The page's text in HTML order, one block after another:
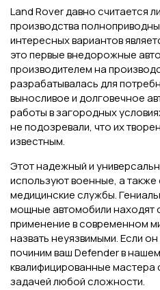
Land Rover давно считается
производства
интересных вариантов
это первые внедорожные
производителем на
разрабатывалась для
выносливое и долговечное
работы в загородных
не подозревали, что их
известным.
Этот надежный и
используют военные, а также
медицинские службы.
мощные автомобили находят
применение в современном
назвать неуязвимыми. Если
починим ваш Defender в нашем
квалифицированные мастера
задачей любой сложности.